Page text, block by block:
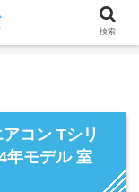
コン Tシリ
年モデル 室
検索